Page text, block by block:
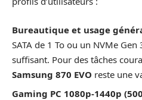
Bureautique et usage
SATA de 1 To ou un NVMe
suffisant. Pour des tâches
Samsung 870 EVO reste une
Gaming PC 1080p-1440p